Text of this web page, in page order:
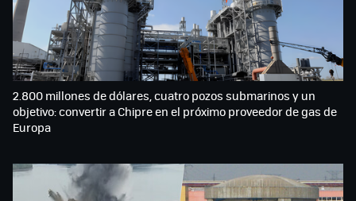
2.800 millones de dólares, cuatro pozos submarinos y un
objetivo: convertir a Chipre en el próximo proveedor de gas de
Europa